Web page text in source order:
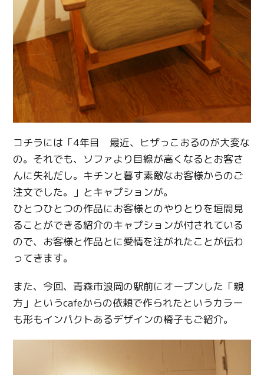
コチラには「4年目 最近、ヒザっこおるのが大変な
の。それでも、ソファより目線が高くなるとお客さ
んに失礼だし。キチンと暮す素敵なお客様からのご
注文でした。」とキャプションが。
ひとつひとつの作品にお客様とのやりとりを垣間見
ることができる紹介のキャプションが付されている
ので、お客様と作品とに愛情を注がれたことが伝わ
ってきます。
また、今回、青森市浪岡の駅前にオープンした「親
方」というcafeからの依頼で作られたというカラー
も形もインパクトあるデザインの椅子もご紹介。